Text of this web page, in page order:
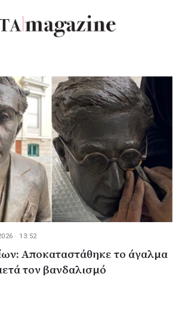
· 13:52
Αποκαταστάθηκε το άγαλμα
τον βανδαλισμό